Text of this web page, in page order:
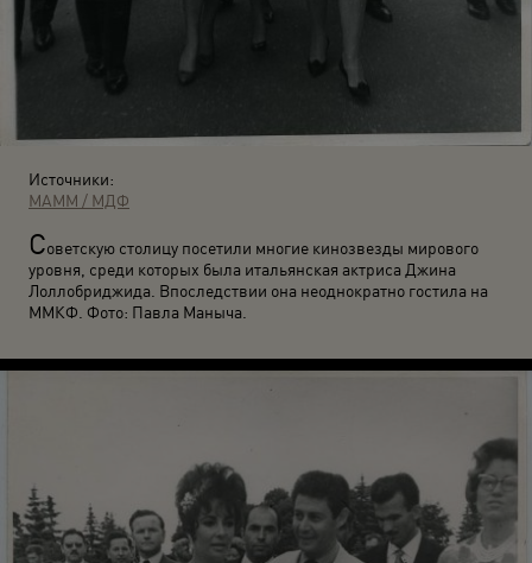
Источники:
МАММ / МДФ
Советскую столицу посетили многие кинозвезды мирового
уровня, среди которых была итальянская актриса Джина
Лоллобриджида. Впоследствии она неоднократно гостила на
ММКФ. Фото: Павла Маныча.